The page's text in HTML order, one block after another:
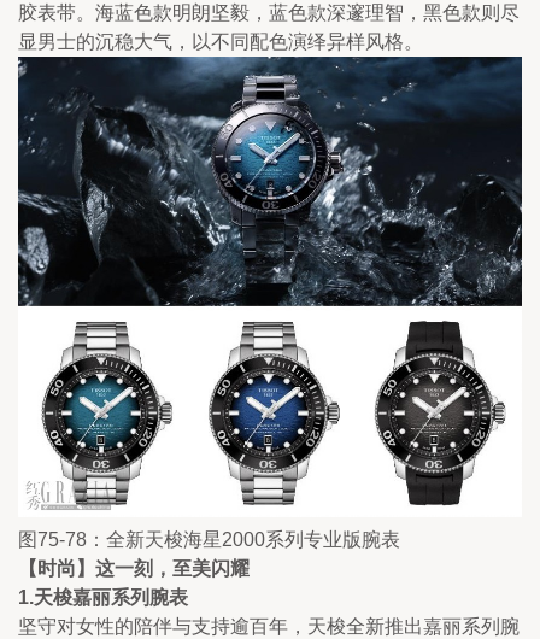
胶表带。海蓝色款明朗坚毅，蓝色款深邃理智，黑色款则尽
显男士的沉稳大气，以不同配色演绎异样风格。
图75-78：全新天梭海星2000系列专业版腕表
【时尚】这一刻，至美闪耀
1.天梭嘉丽系列腕表
坚守对女性的陪伴与支持逾百年，天梭全新推出嘉丽系列腕